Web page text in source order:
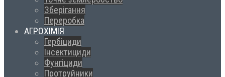
Зберігання
Переробка
АГРОХІМІЯ
Гербіциди
Інсектициди
Фунгіциди
Протруйники